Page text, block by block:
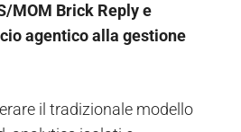
MOM Brick Reply e
agentico alla gestione
il tradizionale modello